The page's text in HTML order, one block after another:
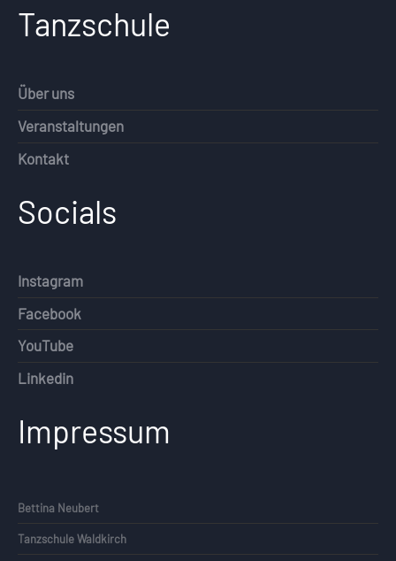
Tanzschule
Über uns
Veranstaltungen
Kontakt
Socials
Instagram
Facebook
YouTube
Linkedin
Impressum
Bettina Neubert
Tanzschule Waldkirch